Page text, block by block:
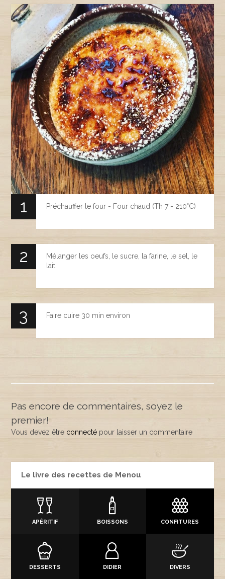
Préchauffer le four - Four chaud (Th 7 - 210°C)
Mélanger les oeufs, le sucre, la farine, le sel, le
lait
Faire cuire 30 min environ
Pas encore de commentaires, soyez le
premier!
Vous devez être connecté pour laisser un commentaire
Le livre des recettes de Menou
APÉRITIF BOISSONS CONFITURES
DESSERTS DIDIER DIVERS